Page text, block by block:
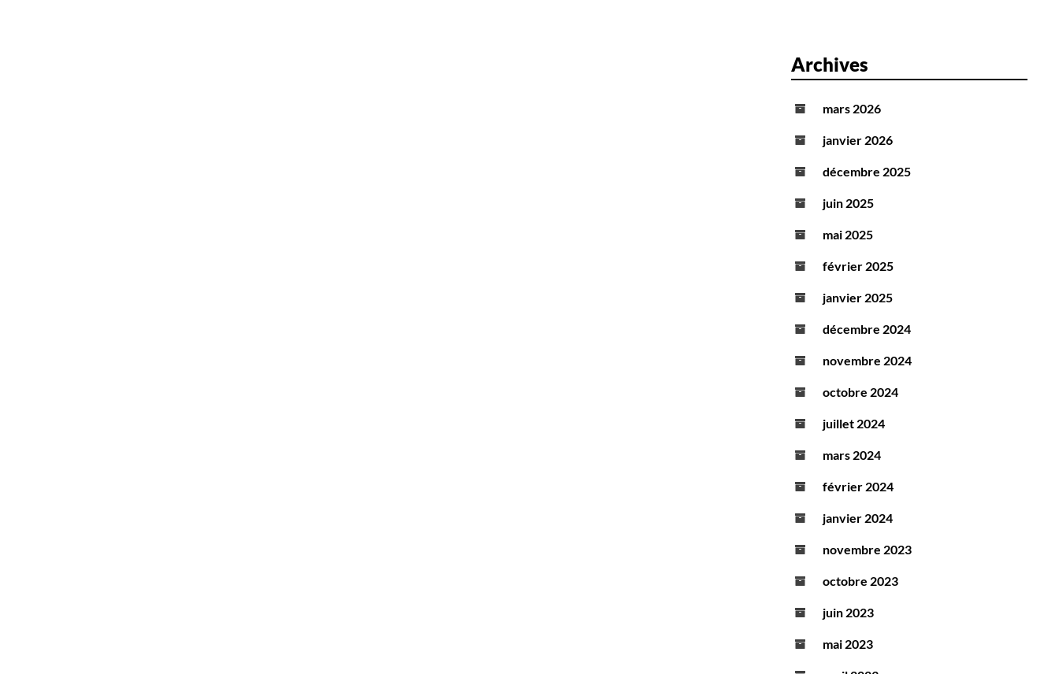
Archives
mars 2026
janvier 2026
décembre 2025
juin 2025
mai 2025
février 2025
janvier 2025
décembre 2024
novembre 2024
octobre 2024
juillet 2024
mars 2024
février 2024
janvier 2024
novembre 2023
octobre 2023
juin 2023
mai 2023